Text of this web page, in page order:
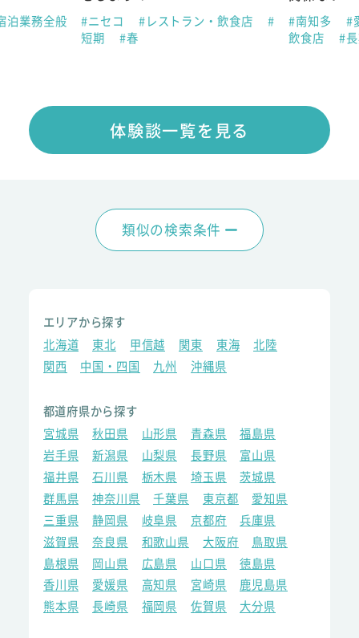
泊業務全般 #ニセコ #レストラン・飲食店
#
短期
#春
#南知多
#
飲食店
#
体験談一覧を見る
類似の検索条件
エリアから探す
北海道
東北 甲信越 関東 東海
北陸
関西
中国・四国 九州 沖縄県
都道府県から探す
宮城県
秋田県 山形県 青森県
福島県
岩手県
新潟県 山梨県 長野県
富山県
福井県
石川県 栃木県 埼玉県
茨城県
群馬県
神奈川県 千葉県 東京都
愛知県
三重県
静岡県 岐阜県 京都府
兵庫県
滋賀県
奈良県 和歌山県 大阪府
鳥取県
島根県
岡山県 広島県 山口県
徳島県
香川県
愛媛県 高知県 宮崎県
鹿児島県
熊本県
長崎県 福岡県 佐賀県 大分県